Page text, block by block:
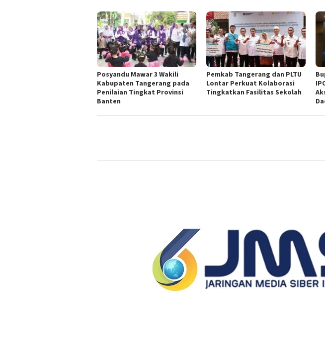
Posyandu Mawar 3 Wakili
Kabupaten Tangerang pada
Penilaian Tingkat Provinsi
Banten
Pemkab Tangerang dan PLTU
Lontar Perkuat Kolaborasi
Tingkatkan Fasilitas Sekolah